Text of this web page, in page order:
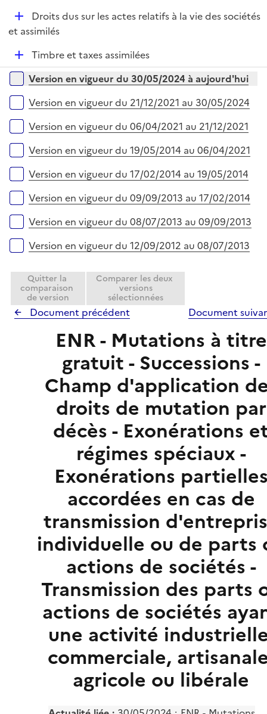
e
r
l
r
D
é
e
r
Droits dus sur les actes relatifs à la vie des sociétés
et assimilés
D
é
p
e
Timbre et taxes assimilées
Versions sur la période
Version en vigueur du 30/05/2024 à aujourd'hui
Version en vigueur du 21/12/2021 au 30/05/2024
Version en vigueur du 06/04/2021 au 21/12/2021
Version en vigueur du 19/05/2014 au 06/04/2021
Version en vigueur du 17/02/2014 au 19/05/2014
Version en vigueur du 09/09/2013 au 17/02/2014
Version en vigueur du 08/07/2013 au 09/09/2013
Version en vigueur du 12/09/2012 au 08/07/2013
Quitter la
comparaison
de version
Comparer les deux
versions
sélectionnées
Document précédent Document
ENR - Mutations à titre
gratuit - Successions -
Champ d'application
droits de mutation par
décès - Exonérations
régimes spéciaux -
Exonérations
accordées en cas de
transmission
individuelle ou de parts
actions de sociétés -
Transmission des parts
actions de sociétés
une activité
commerciale,
agricole ou libérale